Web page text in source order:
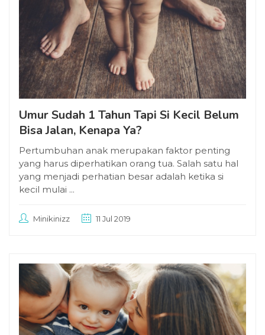
Umur Sudah 1 Tahun Tapi Si Kecil Belum
Bisa Jalan, Kenapa Ya?
Pertumbuhan anak merupakan faktor penting
yang harus diperhatikan orang tua. Salah satu hal
yang menjadi perhatian besar adalah ketika si
kecil mulai ...
Minikinizz 11 Jul 2019